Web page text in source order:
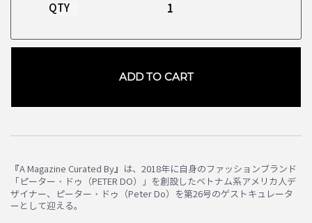
QTY
ADD TO CART
『A Magazine Curated By』は、2018年に自身のファッションブランド
「ピーター・ドゥ（PETER DO）」を創設したベトナム系アメリカ人デ
ザイナー、ピーター・ドゥ（Peter Do）を第26号のゲストキュレータ
ーとして迎える。